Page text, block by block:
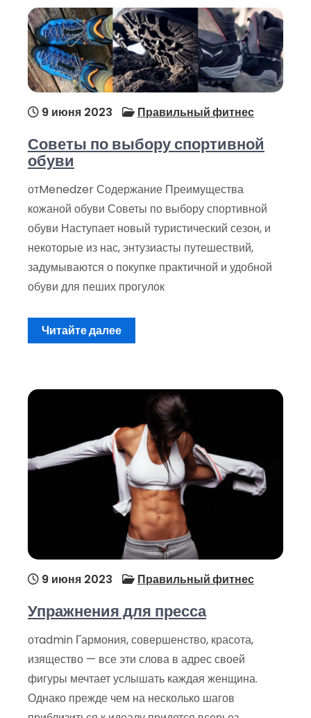
9 июня 2023 Правильный фитнес
Советы по выбору спортивной
обуви
отMenedzer Содержание Преимущества
кожаной обуви Советы по выбору спортивной
обуви Наступает новый туристический сезон, и
некоторые из нас, энтузиасты путешествий,
задумываются о покупке практичной и удобной
обуви для пеших прогулок
Читайте далее
9 июня 2023 Правильный фитнес
Упражнения для пресса
отadmin Гармония, совершенство, красота,
изящество — все эти слова в адрес своей
фигуры мечтает услышать каждая женщина.
Однако прежде чем на несколько шагов